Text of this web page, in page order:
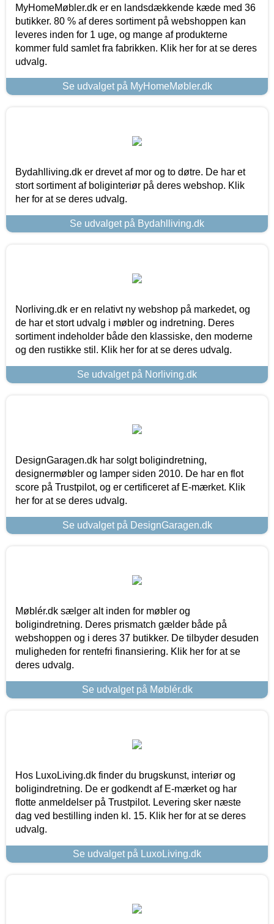
MyHomeMøbler.dk er en landsdækkende kæde med 36
butikker. 80 % af deres sortiment på webshoppen kan
leveres inden for 1 uge, og mange af produkterne
kommer fuld samlet fra fabrikken. Klik her for at se deres
udvalg.
Se udvalget på MyHomeMøbler.dk
Bydahlliving.dk er drevet af mor og to døtre. De har et
stort sortiment af boliginteriør på deres webshop. Klik
her for at se deres udvalg.
Se udvalget på Bydahlliving.dk
Norliving.dk er en relativt ny webshop på markedet, og
de har et stort udvalg i møbler og indretning. Deres
sortiment indeholder både den klassiske, den moderne
og den rustikke stil. Klik her for at se deres udvalg.
Se udvalget på Norliving.dk
DesignGaragen.dk har solgt boligindretning,
designermøbler og lamper siden 2010. De har en flot
score på Trustpilot, og er certificeret af E-mærket. Klik
her for at se deres udvalg.
Se udvalget på DesignGaragen.dk
Møblér.dk sælger alt inden for møbler og
boligindretning. Deres prismatch gælder både på
webshoppen og i deres 37 butikker. De tilbyder desuden
muligheden for rentefri finansiering. Klik her for at se
deres udvalg.
Se udvalget på Møblér.dk
Hos LuxoLiving.dk finder du brugskunst, interiør og
boligindretning. De er godkendt af E-mærket og har
flotte anmeldelser på Trustpilot. Levering sker næste
dag ved bestilling inden kl. 15. Klik her for at se deres
udvalg.
Se udvalget på LuxoLiving.dk